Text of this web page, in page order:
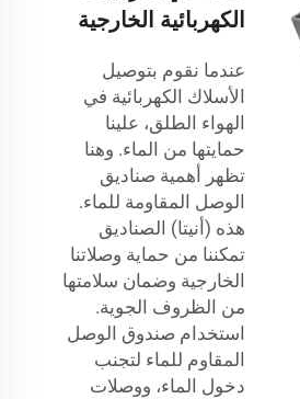
الكهربائية الخارجية
عندما نقوم بتوصيل
الأسلاك الكهربائية في
الهواء الطلق، علينا
حمايتها من الماء. وهنا
تظهر أهمية صناديق
الوصل المقاومة للماء.
هذه (أنيتا) الصناديق
تمكننا من حماية وصلاتنا
الخارجية وضمان سلامتها
من الظروف الجوية.
استخدام صندوق الوصل
المقاوم للماء لتجنب
دخول الماء، ووصلات